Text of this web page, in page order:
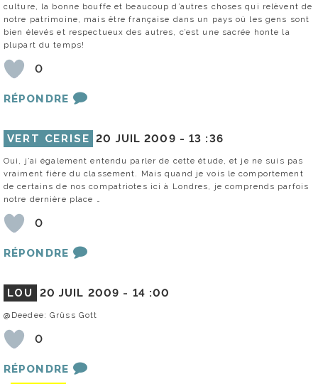
culture, la bonne bouffe et beaucoup d’autres choses qui relèvent de
notre patrimoine, mais être française dans un pays où les gens sont
bien élevés et respectueux des autres, c’est une sacrée honte la
plupart du temps!
0
RÉPONDRE
VERT CERISE 20 JUIL 2009 -13 :36
Oui, j’ai également entendu parler de cette étude, et je ne suis pas
vraiment fière du classement. Mais quand je vois le comportement
de certains de nos compatriotes ici à Londres, je comprends parfois
notre dernière place …
0
RÉPONDRE
LOU 20 JUIL 2009 - 14 :00
@Deedee: Grüss Gott
0
RÉPONDRE